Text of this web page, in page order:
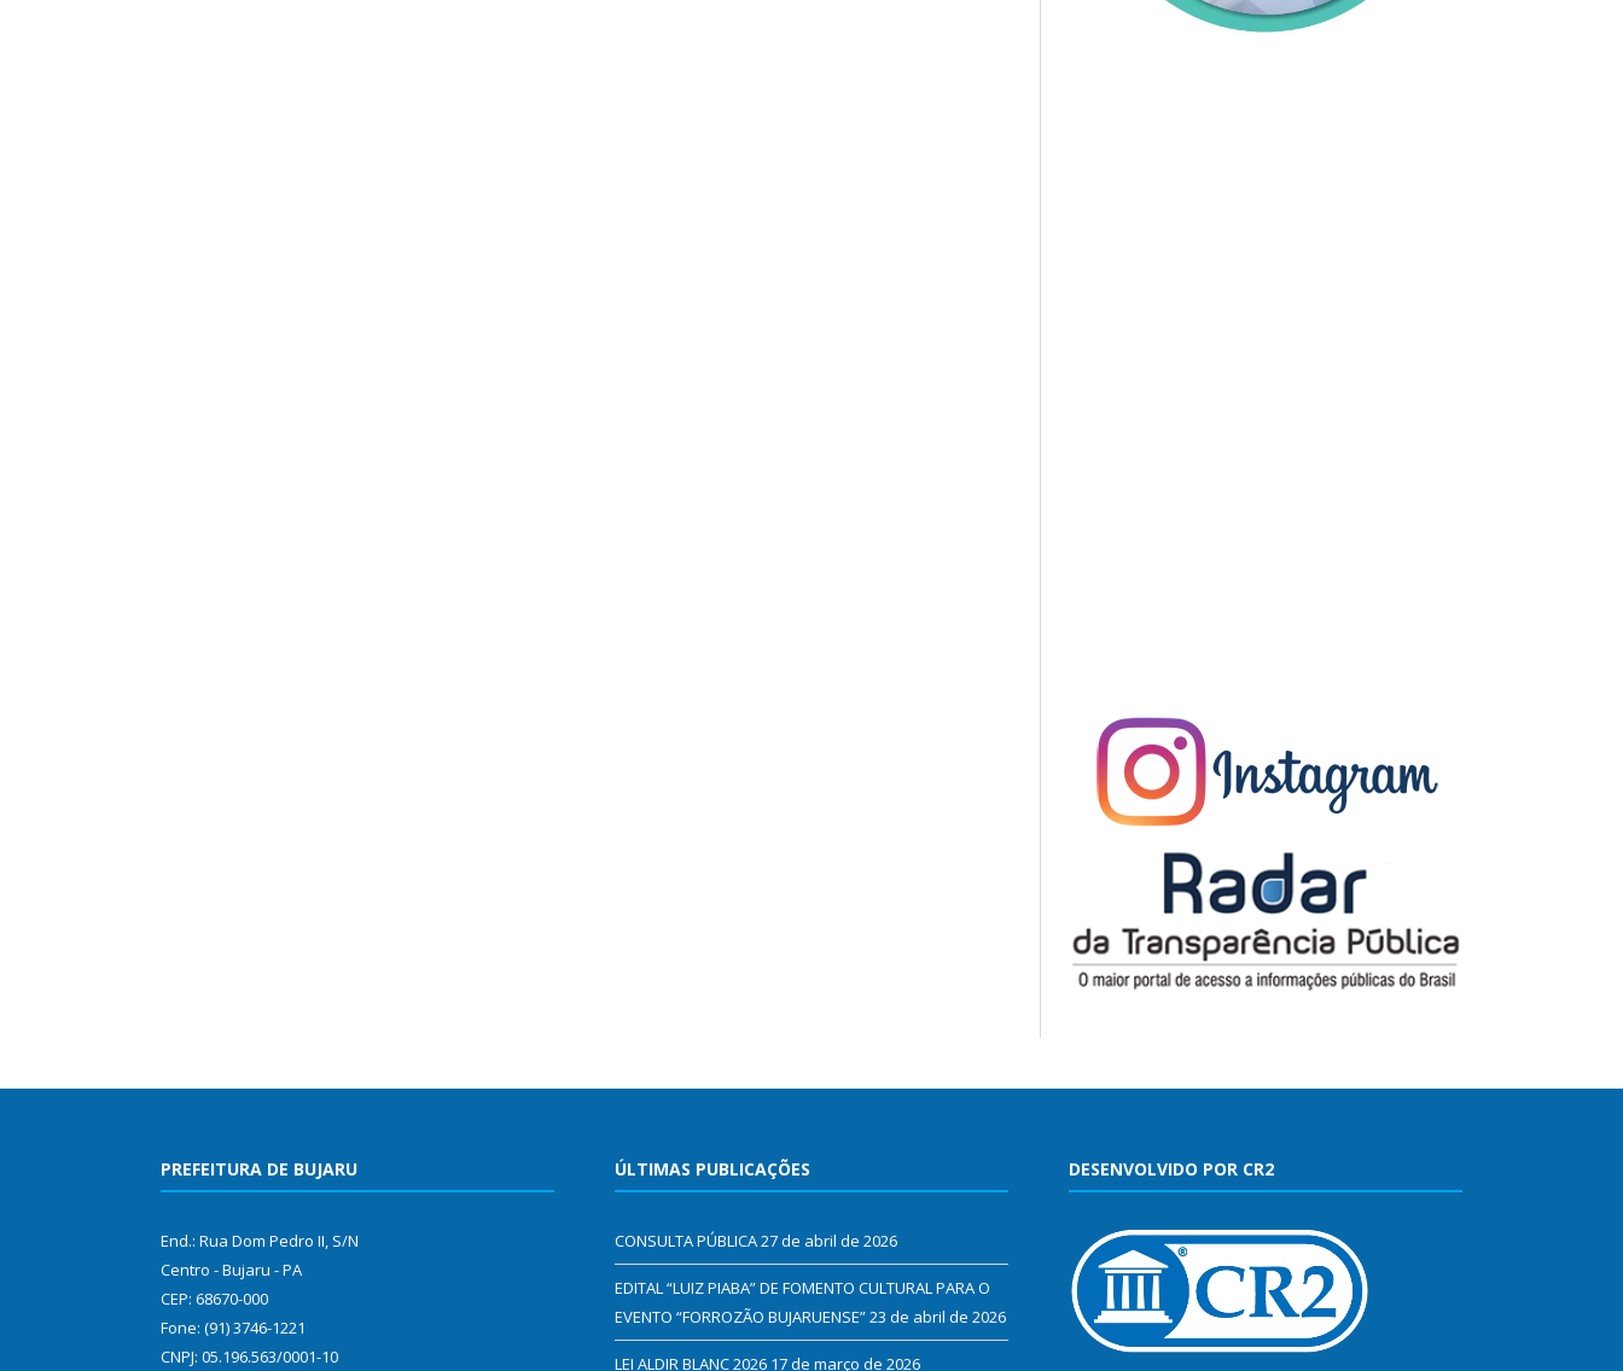
PREFEITURA DE BUJARU
End.: Rua Dom Pedro II, S/N
Centro - Bujaru - PA
CEP: 68670-000
Fone: (91) 3746-1221
CNPJ: 05.196.563/0001-10
ÚLTIMAS PUBLICAÇÕES
CONSULTA PÚBLICA27 de abril de 2026
EDITAL “LUIZ PIABA” DE FOMENTO CULTURAL PARA O
EVENTO “FORROZÃO BUJARUENSE”23 de abril de 2026
LEI ALDIR BLANC 2026 17 de março de 2026
DESENVOLVIDO POR CR2